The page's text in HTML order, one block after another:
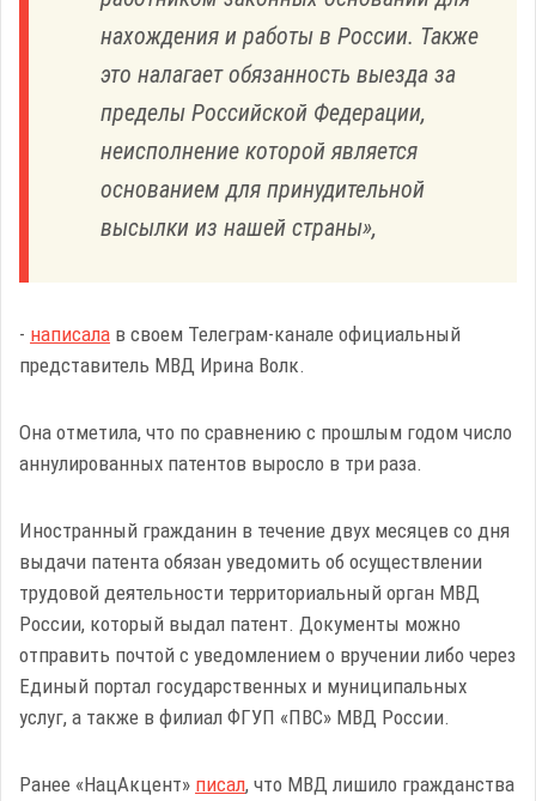
нахождения и работы в России. Также
это налагает обязанность выезда за
пределы Российской Федерации,
неисполнение которой является
основанием для принудительной
высылки из нашей страны»,
- написала в своем Телеграм-канале официальный
представитель МВД Ирина Волк.
Она отметила, что по сравнению с прошлым годом число
аннулированных патентов выросло в три раза.
Иностранный гражданин в течение двух месяцев со дня
выдачи патента обязан уведомить об осуществлении
трудовой деятельности территориальный орган МВД
России, который выдал патент. Документы можно
отправить почтой с уведомлением о вручении либо через
Единый портал государственных и муниципальных
услуг, а также в филиал ФГУП «ПВС» МВД России.
Ранее «НацАкцент» писал, что МВД лишило гражданства